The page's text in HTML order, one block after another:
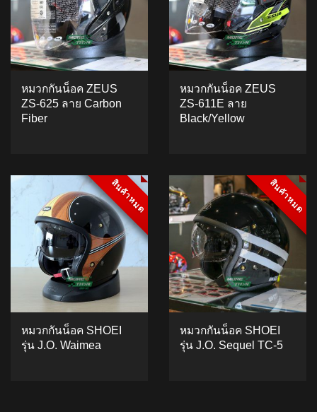
หมวกกันน็อค ZEUS
ZS-625 ลาย Carbon
Fiber
based on
customer
ratings
ADD TO CART
หมวกกันน็อค ZEUS
ZS-611E ลาย
Black/Yellow
สินค้าหมด
สินค้าหมด
หมวกกันน็อค SHOEI
รุ่น J.O. Waimea
สินค้าหมด
สินค้าหมด
หมวกกันน็อค SHOEI
รุ่น J.O. Sequel TC-5